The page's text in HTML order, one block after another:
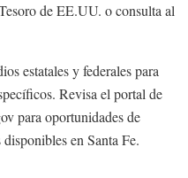
de EE.UU. o consulta al
estatales y federales para
Revisa el portal de
para oportunidades de
en Santa Fe.